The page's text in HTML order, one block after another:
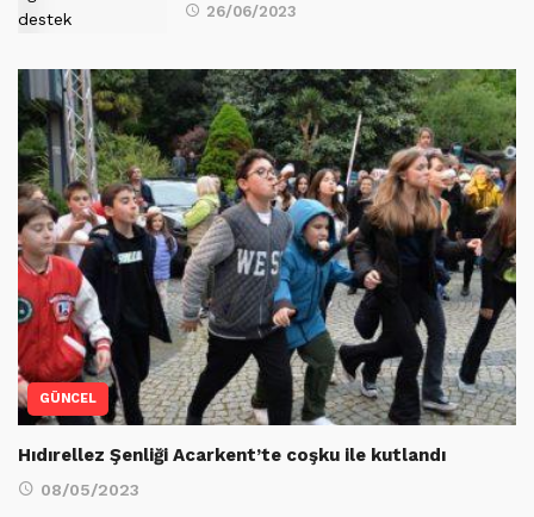
26/06/2023
GÜNCEL
Hıdırellez Şenliği Acarkent’te coşku ile kutlandı
08/05/2023